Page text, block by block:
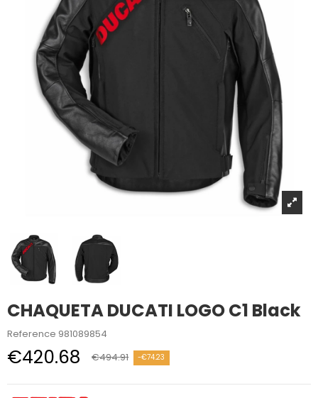
CHAQUETA DUCATI LOGO C1 Black
Reference 981089854
€420.68 €494.91 -€74.23